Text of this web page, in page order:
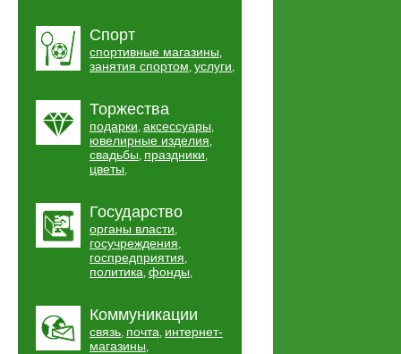
Спорт
спортивные магазины,
занятия спортом, услуги,
Торжества
подарки, аксессуары,
ювелирные изделия,
свадьбы, праздники,
цветы,
Государство
органы власти,
госучреждения,
госпредприятия,
политика, фонды,
Коммуникации
связь, почта, интернет-
магазины,